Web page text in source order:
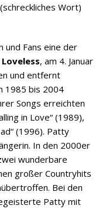
Wort)
und Fans eine der
, am 4. Januar
und entfernt
1985 bis 2004
Songs erreichten
in Love“ (1989),
(1996). Patty
In den 2000er
wunderbare
großer Countryhits
Bei den
Patty mit